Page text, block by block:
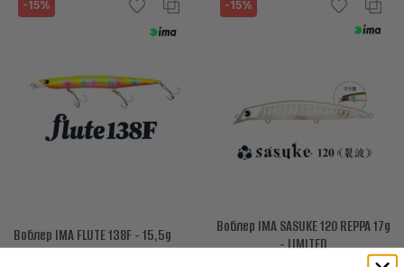
-15%
Воблер IMA FLUTE 138F - 15,5g
-15%
Воблер IMA SASUKE 120 REPPA 17g
- LIMITED